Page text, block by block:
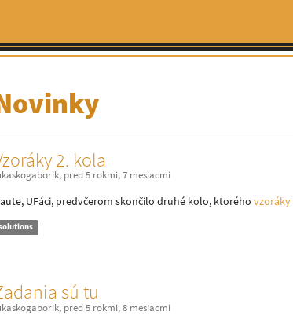
2. kola
, pred 5 rokmi, 7 mesiacmi
UFáci, predvčerom skončilo druhé kolo, ktorého vzoráky
sú tu
, pred 5 rokmi, 8 mesiacmi